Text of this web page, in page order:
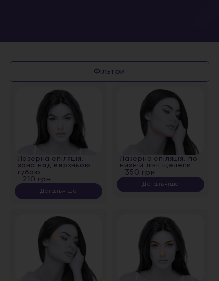
Фільтри
Лазерна епіляція,
зона над верхньою
губою
210 грн
Детальніше
Лазерна епіляція, по
нижній лінії щелепи
350 грн
Детальніше